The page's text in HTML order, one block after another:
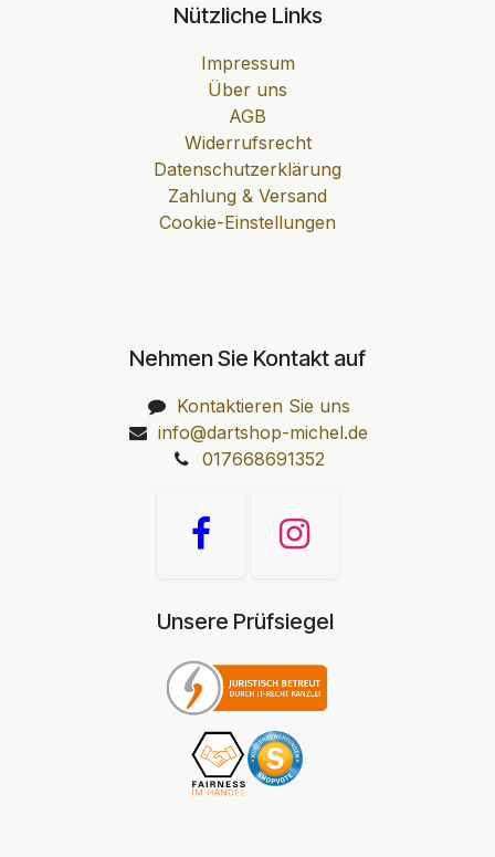
Nützliche Links
Impressum
Über uns
AGB
Widerrufsrecht
Datenschutzerklärung
Zahlung & Versand
Cookie-Einstellungen
Nehmen Sie Kontakt auf
Kontaktieren Sie uns
info@dartshop-michel.de
017668691352
Unsere Prüfsiegel